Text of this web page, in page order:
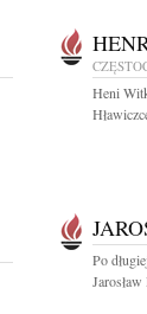
Heni
Po